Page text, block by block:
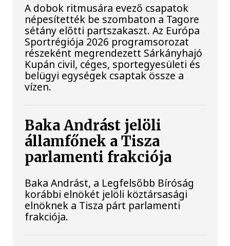
A dobok ritmusára evező csapatok
népesítették be szombaton a Tagore
sétány előtti partszakaszt. Az Európa
Sportrégiója 2026 programsorozat
részeként megrendezett Sárkányhajó
Kupán civil, céges, sportegyesületi és
belügyi egységek csaptak össze a
vízen.
Baka Andrást jelöli
államfőnek a Tisza
parlamenti frakciója
Baka Andrást, a Legfelsőbb Bíróság
korábbi elnökét jelöli köztársasági
elnöknek a Tisza párt parlamenti
frakciója.